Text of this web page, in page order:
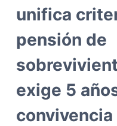
SALARIO
MÍNIMO
EN
2025?
unifica
pensión de
exige 5
convivencia